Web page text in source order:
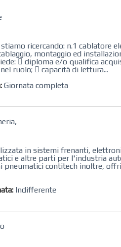
ricercando: n.1 cablatore
montaggio ed
 diploma e/o qualifica
ruolo;  capacità di lettura...
Giornata completa
in sistemi frenanti,
e altre parti per l'industria
contitech inoltre,
Indifferente